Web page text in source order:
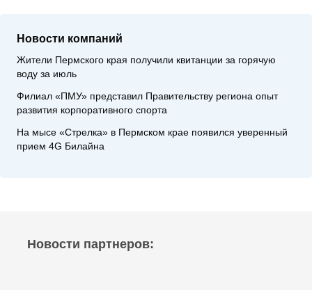
Новости компаний
Жители Пермского края получили квитанции за горячую
воду за июль
Филиал «ПМУ» представил Правительству региона опыт
развития корпоративного спорта
На мысе «Стрелка» в Пермском крае появился уверенный
прием 4G Билайна
Новости партнеров: